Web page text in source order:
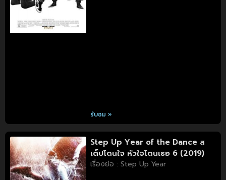
รับชม »
Step Up Year of the Dance ส
เต็ปโดนใจ หัวใจโดนเธอ 6 (2019)
เรื่องย่อ : Step Up Year